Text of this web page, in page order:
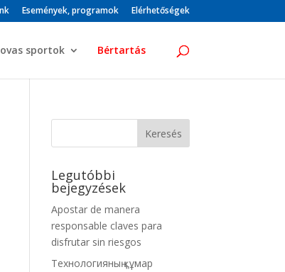
Események, programok Elérhetőségek
sportok Bértartás
Legutóbbi
bejegyzések
Apostar de manera
responsable claves para
disfrutar sin riesgos
Технологияның құмар